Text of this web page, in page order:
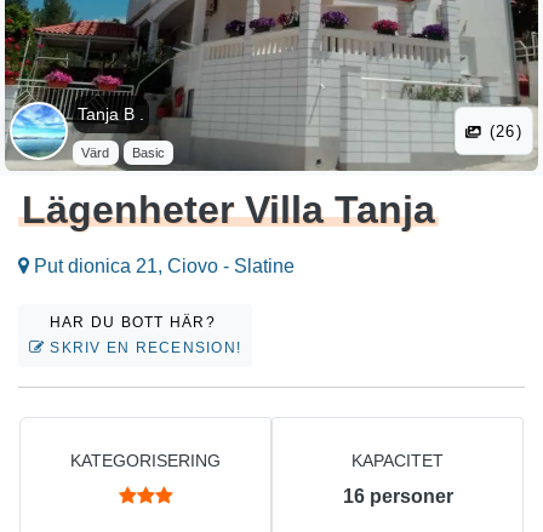
Tanja B .
Värd Basic
(26)
Lägenheter Villa Tanja
Put dionica 21, Ciovo - Slatine
HAR DU BOTT HÄR?
SKRIV EN RECENSION!
KATEGORISERING KAPACITET
16 personer